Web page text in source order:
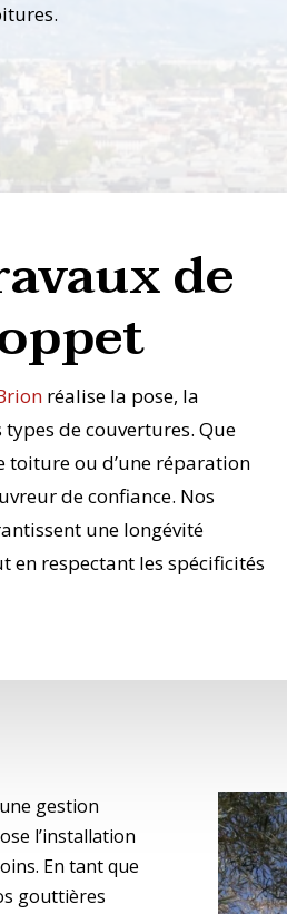
de
réalise la pose, la
de couvertures. Que
toiture ou d’une réparation
de confiance. Nos
une longévité
respectant les spécificités
gestion
l’installation
En tant que
gouttières